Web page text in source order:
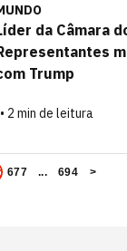
da Câmara
Trump
2 min de leitura
677 ... 694 >